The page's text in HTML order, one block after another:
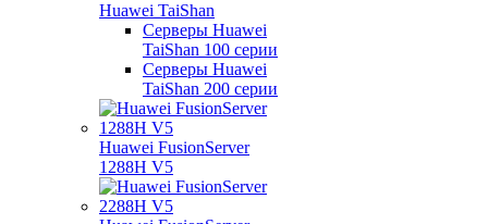
Huawei TaiShan
Серверы Huawei
TaiShan 100 серии
Серверы Huawei
TaiShan 200 серии
Huawei FusionServer
1288H V5